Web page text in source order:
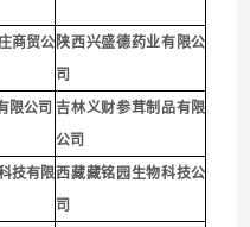
商贸公 陕西兴盛德药业有限公
司
限公司 吉林义财参茸制品有限
公司
技有限西藏藏铭园生物科技公
司